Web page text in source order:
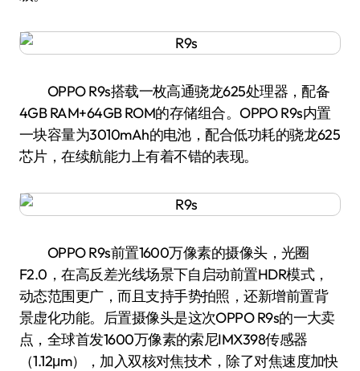
OPPO R9s搭载一枚高通骁龙625处理器，配备
4GB RAM+64GB ROM的存储组合。OPPO R9s内置
一块容量为3010mAh的电池，配合低功耗的骁龙625
芯片，在续航能力上有着不错的表现。
OPPO R9s前置1600万像素的摄像头，光圈
F2.0，在高反差光线场景下自启动前置HDR模式，
动态范围更广，而且支持手势拍照，还新增前置背
景虚化功能。后置摄像头是这次OPPO R9s的一大卖
点，全球首发1600万像素的索尼IMX398传感器
（1.12μm），加入双核对焦技术，除了对焦速度加快